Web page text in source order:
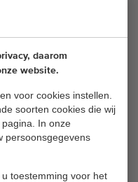
daarom
website.
voor cookies instellen.
soorten cookies die wij
pagina. In onze
persoonsgegevens
toestemming voor het
wanneer er een
in.
blokkeren dit
aan om
onderdeel.